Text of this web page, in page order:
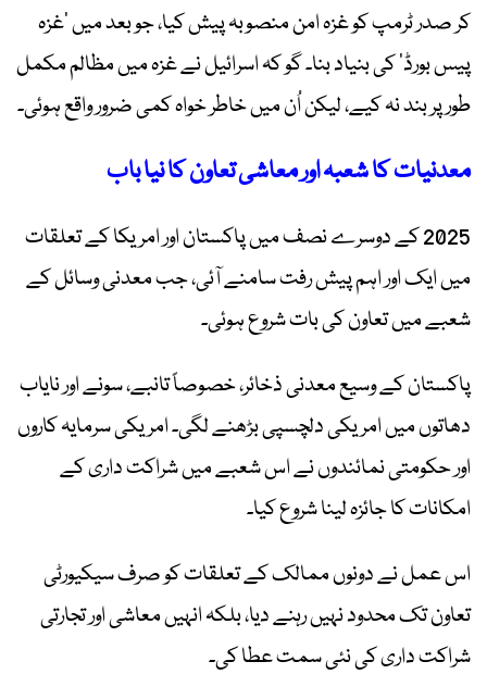
کر صدر ٹرمپ کو غزہ امن منصوبہ پیش کیا، جو بعد میں ’غزہ
پیس بورڈ‘ کی بنیاد بنا۔ گو کہ اسرائیل نے غزہ میں مظالم مکمل
طور پر بند نہ کیے، لیکن اُن میں خاطر خواہ کمی ضرور واقع ہوئی۔
معدنیات کا شعبہ اور معاشی تعاون کا نیا باب
2025 کے دوسرے نصف میں پاکستان اور امریکا کے تعلقات
میں ایک اور اہم پیش رفت سامنے آئی، جب معدنی وسائل کے
شعبے میں تعاون کی بات شروع ہوئی۔
پاکستان کے وسیع معدنی ذخائر، خصوصاً تانبے، سونے اور نایاب
دھاتوں میں امریکی دلچسپی بڑھنے لگی۔ امریکی سرمایہ کاروں
اور حکومتی نمائندوں نے اس شعبے میں شراکت داری کے
امکانات کا جائزہ لینا شروع کیا۔
اس عمل نے دونوں ممالک کے تعلقات کو صرف سیکیورٹی
تعاون تک محدود نہیں رہنے دیا، بلکہ انہیں معاشی اور تجارتی
شراکت داری کی نئی سمت عطا کی۔